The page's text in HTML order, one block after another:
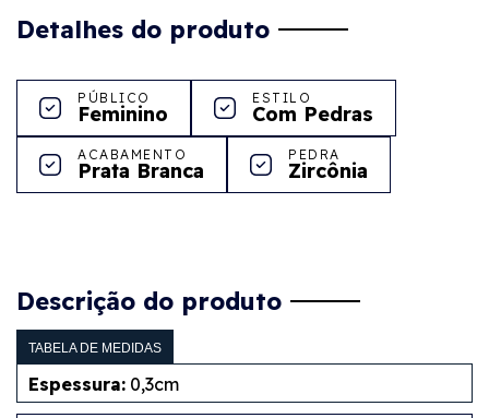
Detalhes do produto
PÚBLICO
Feminino
ESTILO
Com Pedras
ACABAMENTO
Prata Branca
PEDRA
Zircônia
Descrição do produto
TABELA DE MEDIDAS
Espessura: 0,3cm